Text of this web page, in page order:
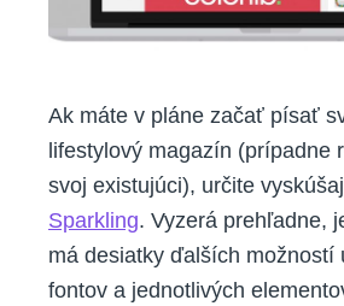
Ak máte v pláne začať písať
lifestylový magazín (prípadne
svoj existujúci), určite
Sparkling. Vyzerá prehľadne,
má desiatky ďalších možností
fontov a jednotlivých